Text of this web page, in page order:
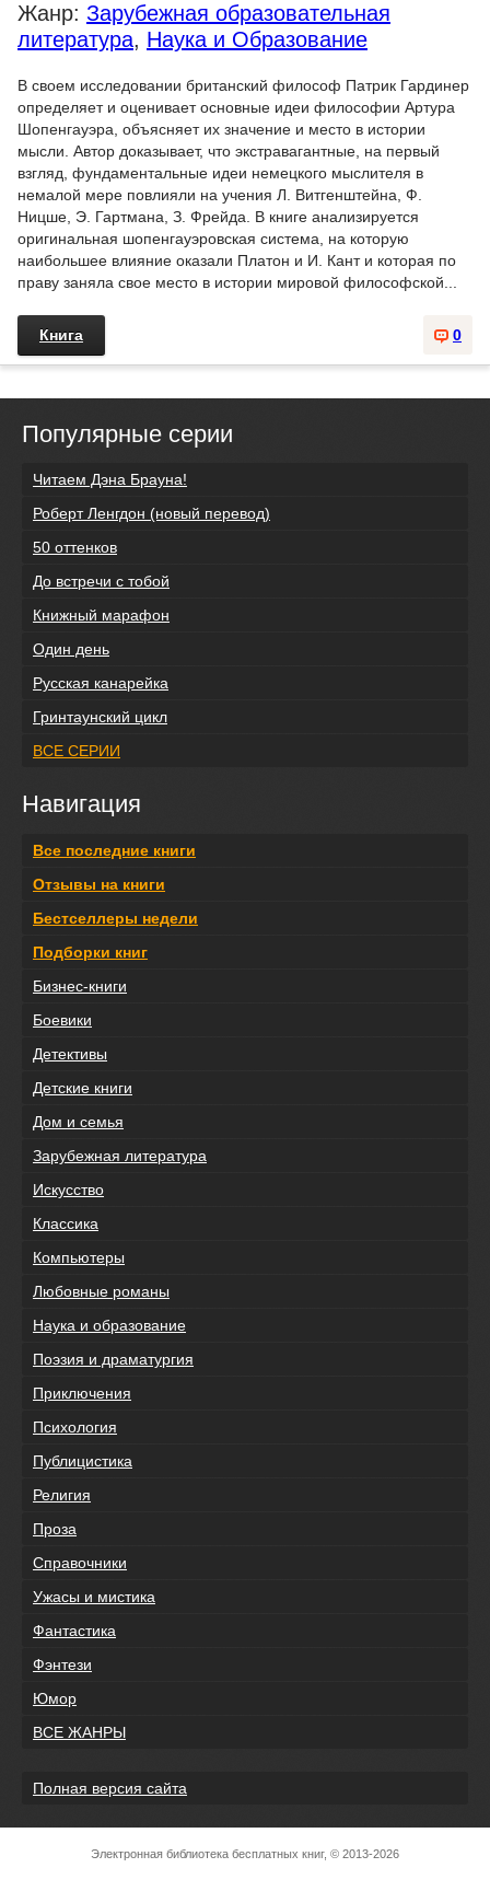
Жанр: Зарубежная образовательная
литература, Наука и Образование
В своем исследовании британский философ Патрик Гардинер
определяет и оценивает основные идеи философии Артура
Шопенгауэра, объясняет их значение и место в истории
мысли. Автор доказывает, что экстравагантные, на первый
взгляд, фундаментальные идеи немецкого мыслителя в
немалой мере повлияли на учения Л. Витгенштейна, Ф.
Ницше, Э. Гартмана, З. Фрейда. В книге анализируется
оригинальная шопенгауэровская система, на которую
наибольшее влияние оказали Платон и И. Кант и которая по
праву заняла свое место в истории мировой философской...
0
Книга
Популярные серии
Читаем Дэна Брауна!
Роберт Ленгдон (новый перевод)
50 оттенков
До встречи с тобой
Книжный марафон
Один день
Русская канарейка
Гринтаунский цикл
ВСЕ СЕРИИ
Навигация
Все последние книги
Отзывы на книги
Бестселлеры недели
Подборки книг
Бизнес-книги
Боевики
Детективы
Детские книги
Дом и семья
Зарубежная литература
Искусство
Классика
Компьютеры
Любовные романы
Наука и образование
Поэзия и драматургия
Приключения
Психология
Публицистика
Религия
Проза
Справочники
Ужасы и мистика
Фантастика
Фэнтези
Юмор
ВСЕ ЖАНРЫ
Полная версия сайта
Электронная библиотека бесплатных книг, © 2013-2026